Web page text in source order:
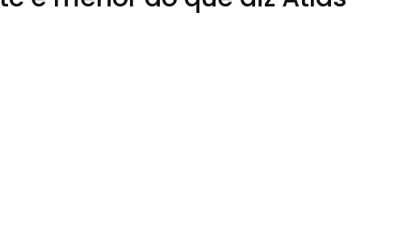
é menor do que diz Atlas